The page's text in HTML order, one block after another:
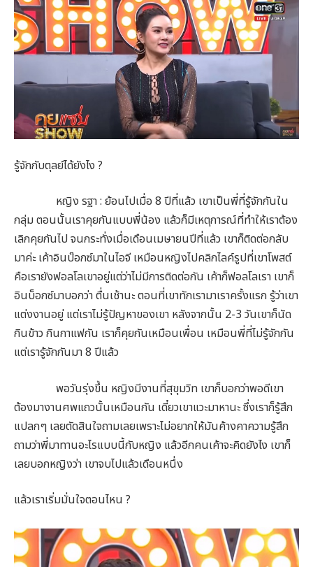
รู้จักกับตุลย์ได้ยังไง ?
หญิง รฐา : ย้อนไปเมื่อ 8 ปีที่แล้ว เขาเป็นพี่ที่รู้จักกันใน
กลุ่ม ตอนนั้นเราคุยกันแบบพี่น้อง แล้วก็มีเหตุการณ์ที่ทำให้เราต้อง
เลิกคุยกันไป จนกระทั่งเมื่อเดือนเมษายนปีที่แล้ว เขาก็ติดต่อกลับ
มาค่ะ เค้าอินบ๊อกซ์มาในไอจี เหมือนหญิงไปคลิกไลค์รูปที่เขาโพสต์
คือเรายังฟอลโลเขาอยู่แต่ว่าไม่มีการติดต่อกัน เค้าก็ฟอลโลเรา เขาก็
อินบ็อกซ์มาบอกว่า ตื่นเช้านะ ตอนที่เขาทักเรามาเราครั้งแรก รู้ว่าเขา
แต่งงานอยู่ แต่เราไม่รู้ปัญหาของเขา หลังจากนั้น 2-3 วันเขาก็นัด
กินข้าว กินกาแฟกัน เราก็คุยกันเหมือนเพื่อน เหมือนพี่ที่ไม่รู้จักกัน
แต่เรารู้จักกันมา 8 ปีแล้ว
พอวันรุ่งขึ้น หญิงมีงานที่สุขุมวิท เขาก็บอกว่าพอดีเขา
ต้องมางานศพแถวนั้นเหมือนกัน เดี๋ยวเขาแวะมาหานะ ซึ่งเราก็รู้สึก
แปลกๆ เลยตัดสินใจถามเลยเพราะไม่อยากให้มันค้างคาความรู้สึก
ถามว่าพี่มาทานอะไรแบบนี้กับหญิง แล้วอีกคนเค้าจะคิดยังไง เขาก็
เลยบอกหญิงว่า เขาจบไปแล้วเดือนหนึ่ง
แล้วเราเริ่มมั่นใจตอนไหน ?